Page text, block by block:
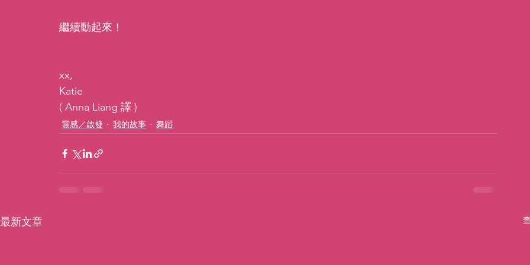
繼續動起來！
xx,
Katie
( Anna Liang 譯 )
靈感／啟發 我的故事 舞蹈
最新文章